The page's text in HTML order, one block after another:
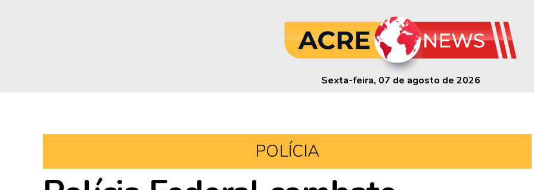
Sexta-feira, 07 de agosto de 2026
POLÍCIA